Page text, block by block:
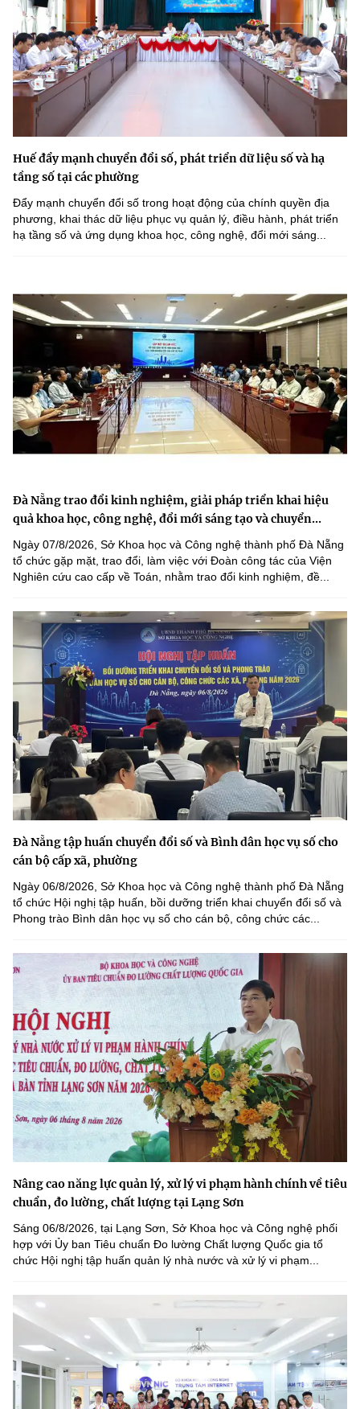
Huế đẩy mạnh chuyển đổi số, phát triển dữ liệu số và hạ
tầng số tại các phường
Đẩy mạnh chuyển đổi số trong hoạt động của chính quyền địa
phương, khai thác dữ liệu phục vụ quản lý, điều hành, phát triển
hạ tầng số và ứng dụng khoa học, công nghệ, đổi mới sáng...
Đà Nẵng trao đổi kinh nghiệm, giải pháp triển khai hiệu
quả khoa học, công nghệ, đổi mới sáng tạo và chuyển...
Ngày 07/8/2026, Sở Khoa học và Công nghệ thành phố Đà Nẵng
tổ chức gặp mặt, trao đổi, làm việc với Đoàn công tác của Viện
Nghiên cứu cao cấp về Toán, nhằm trao đổi kinh nghiệm, đề...
Đà Nẵng tập huấn chuyển đổi số và Bình dân học vụ số cho
cán bộ cấp xã, phường
Ngày 06/8/2026, Sở Khoa học và Công nghệ thành phố Đà Nẵng
tổ chức Hội nghị tập huấn, bồi dưỡng triển khai chuyển đổi số và
Phong trào Bình dân học vụ số cho cán bộ, công chức các...
Nâng cao năng lực quản lý, xử lý vi phạm hành chính về tiêu
chuẩn, đo lường, chất lượng tại Lạng Sơn
Sáng 06/8/2026, tại Lạng Sơn, Sở Khoa học và Công nghệ phối
hợp với Ủy ban Tiêu chuẩn Đo lường Chất lượng Quốc gia tổ
chức Hội nghị tập huấn quản lý nhà nước và xử lý vi phạm...